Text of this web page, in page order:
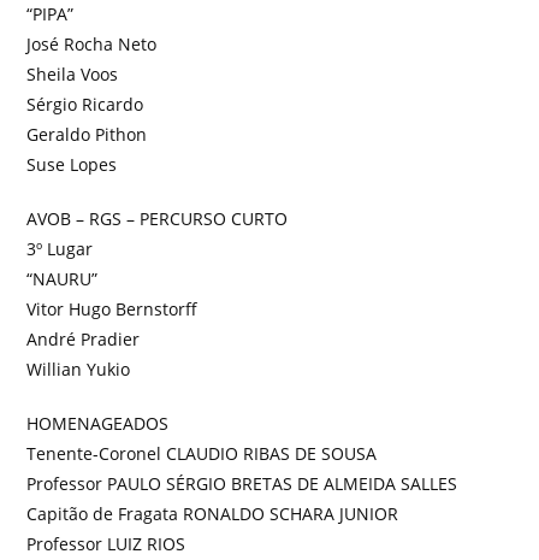
“PIPA”
José Rocha Neto
Sheila Voos
Sérgio Ricardo
Geraldo Pithon
Suse Lopes
AVOB – RGS – PERCURSO CURTO
3º Lugar
“NAURU”
Vitor Hugo Bernstorff
André Pradier
Willian Yukio
HOMENAGEADOS
Tenente-Coronel CLAUDIO RIBAS DE SOUSA
Professor PAULO SÉRGIO BRETAS DE ALMEIDA SALLES
Capitão de Fragata RONALDO SCHARA JUNIOR
Professor LUIZ RIOS